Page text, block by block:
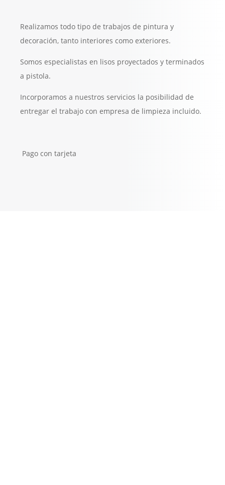
Realizamos todo tipo de trabajos de pintura y
decoración, tanto interiores como exteriores.
Somos especialistas en lisos proyectados y terminados
a pistola.
Incorporamos a nuestros servicios la posibilidad de
entregar el trabajo con empresa de limpieza incluido.
Pago con tarjeta